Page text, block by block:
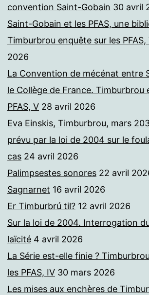
convention Saint-Gobain 30 avril
Saint-Gobain et les PFAS, une
Timburbrou enquête sur les PFAS,
2026
La Convention de mécénat entre
le Collège de France. Timburbrou
PFAS, V 28 avril 2026
Eva Einskis, Timburbrou, mars
prévu par la loi de 2004 sur le
cas 24 avril 2026
Palimpsestes sonores 22 avril
Sagnarnet 16 avril 2026
Er Timburbrú til? 12 avril 2026
Sur la loi de 2004. Interrogation
laïcité 4 avril 2026
La Série est-elle finie ?
les PFAS, IV 30 mars 2026
Les mises aux enchères de